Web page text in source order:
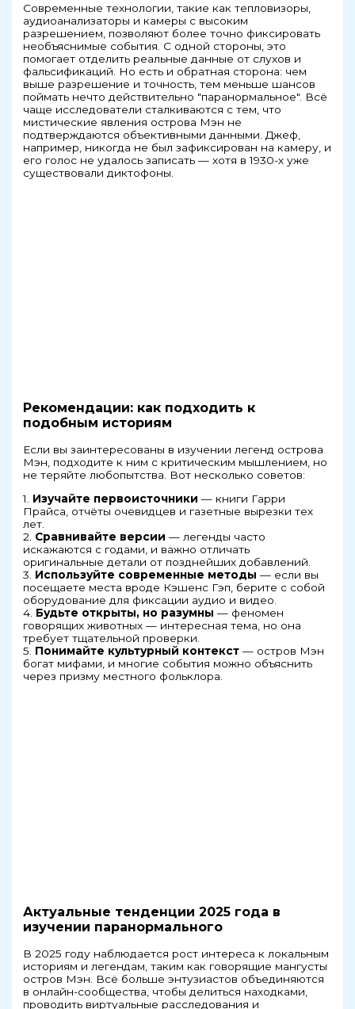
Современные технологии, такие как тепловизоры,
аудиоанализаторы и камеры с высоким
разрешением, позволяют более точно фиксировать
необъяснимые события. С одной стороны, это
помогает отделить реальные данные от слухов и
фальсификаций. Но есть и обратная сторона: чем
выше разрешение и точность, тем меньше шансов
поймать нечто действительно "паранормальное". Всё
чаще исследователи сталкиваются с тем, что
мистические явления острова Мэн не
подтверждаются объективными данными. Джеф,
например, никогда не был зафиксирован на камеру, и
его голос не удалось записать — хотя в 1930-х уже
существовали диктофоны.
Рекомендации: как подходить к
подобным историям
Если вы заинтересованы в изучении легенд острова
Мэн, подходите к ним с критическим мышлением, но
не теряйте любопытства. Вот несколько советов:
1. Изучайте первоисточники — книги Гарри
Прайса, отчёты очевидцев и газетные вырезки тех
лет.
2. Сравнивайте версии — легенды часто
искажаются с годами, и важно отличать
оригинальные детали от позднейших добавлений.
3. Используйте современные методы — если вы
посещаете места вроде Кэшенс Гэп, берите с собой
оборудование для фиксации аудио и видео.
4. Будьте открыты, но разумны — феномен
говорящих животных — интересная тема, но она
требует тщательной проверки.
5. Понимайте культурный контекст — остров Мэн
богат мифами, и многие события можно объяснить
через призму местного фольклора.
Актуальные тенденции 2025 года в
изучении паранормального
В 2025 году наблюдается рост интереса к локальным
историям и легендам, таким как говорящие мангусты
остров Мэн. Всё больше энтузиастов объединяются
в онлайн-сообщества, чтобы делиться находками,
проводить виртуальные расследования и